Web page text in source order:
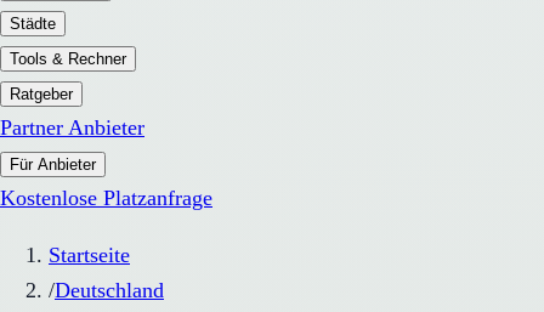
Städte
Tools & Rechner
Ratgeber
Partner Anbieter
Für Anbieter
Kostenlose Platzanfrage
Startseite
/Deutschland